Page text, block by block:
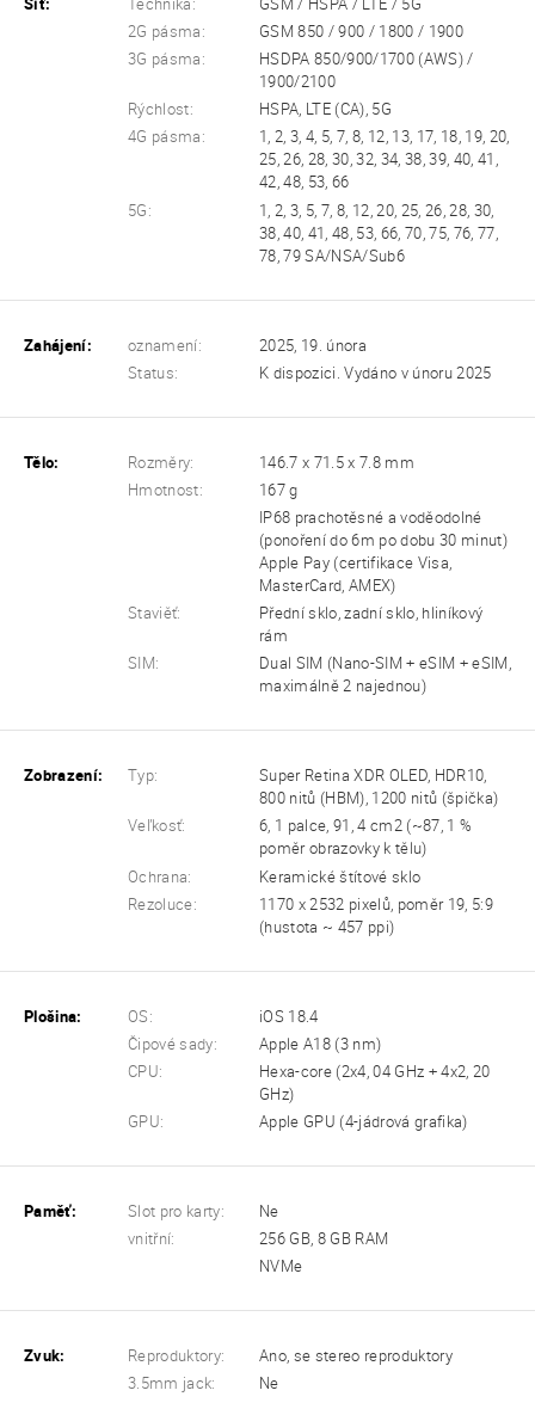
Síť: Technika:
GSM / HSPA / LTE / 5G
2G pásma:
GSM 850 / 900 / 1800 / 1900
3G pásma:
HSDPA 850/900/1700 (AWS) /
1900/2100
Rýchlost:
HSPA, LTE (CA), 5G
4G pásma:
1, 2, 3, 4, 5, 7, 8, 12, 13, 17, 18, 19, 20,
25, 26, 28, 30, 32, 34, 38, 39, 40, 41,
42, 48, 53, 66
5G:
1, 2, 3, 5, 7, 8, 12, 20, 25, 26, 28, 30,
38, 40, 41, 48, 53, 66, 70, 75, 76, 77,
78, 79 SA/NSA/Sub6
Zahájení: oznamení:
2025, 19. února
Status:
K dispozici. Vydáno v únoru 2025
Tělo: Rozměry:
146.7 x 71.5 x 7.8 mm
Hmotnost:
167 g
IP68 prachotěsné a voděodolné
(ponoření do 6m po dobu 30 minut)
Apple Pay (certifikace Visa,
MasterCard, AMEX)
Staviěť:
Přední sklo, zadní sklo, hliníkový
rám
SIM:
Dual SIM (Nano-SIM + eSIM + eSIM,
maximálně 2 najednou)
Zobrazení: Typ:
Super Retina XDR OLED, HDR10,
800 nitů (HBM), 1200 nitů (špička)
Veľkosť:
6, 1 palce, 91, 4 cm2 (~87, 1 %
poměr obrazovky k tělu)
Ochrana:
Keramické štítové sklo
Rezoluce:
1170 x 2532 pixelů, poměr 19, 5:9
(hustota ~ 457 ppi)
Plošina: OS:
iOS 18.4
Čipové sady:
Apple A18 (3 nm)
CPU:
Hexa-core (2x4, 04 GHz + 4x2, 20
GHz)
GPU:
Apple GPU (4-jádrová grafika)
Paměť: Slot pro karty:
Ne
vnitřní:
256 GB, 8 GB RAM
NVMe
Zvuk: Reproduktory:
Ano, se stereo reproduktory
3.5mm jack:
Ne